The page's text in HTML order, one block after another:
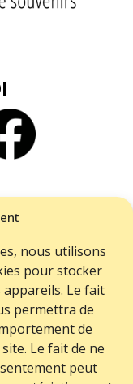
nous utilisons
pour stocker
Le fait
permettra de
de
Le fait de ne
peut
?